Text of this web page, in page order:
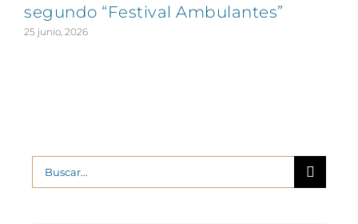
segundo “Festival Ambulantes”
25 junio, 2026
Buscar: